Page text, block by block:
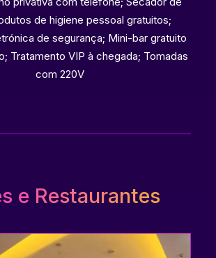
de higiene pessoal gratuitos;
de segurança; Mini-bar gratuito
Tratamento VIP à chegada; Tomadas
com 220V
e Restaurantes